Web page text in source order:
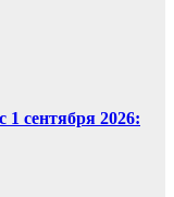
сентября 2026: